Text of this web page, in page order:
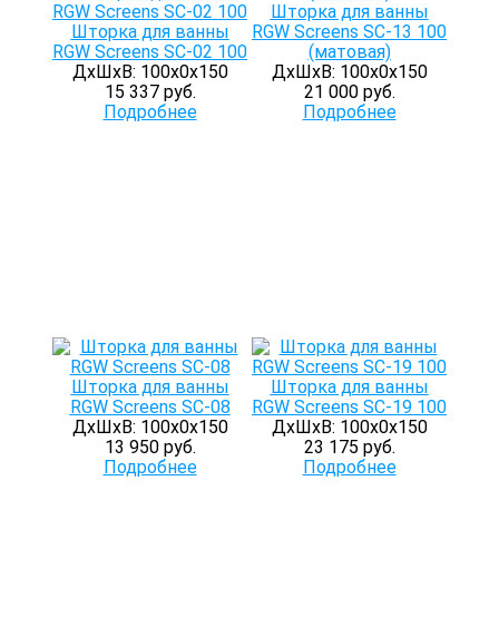
Шторка для ванны
RGW Screens SC-02 100
ДхШхВ: 100х0х150
15 337 руб.
Подробнее
Шторка для ванны
RGW Screens SC-13 100
(матовая)
ДхШхВ: 100х0х150
21 000 руб.
Подробнее
Шторка для ванны
RGW Screens SC-08
ДхШхВ: 100х0х150
13 950 руб.
Подробнее
Шторка для ванны
RGW Screens SC-19 100
ДхШхВ: 100х0х150
23 175 руб.
Подробнее